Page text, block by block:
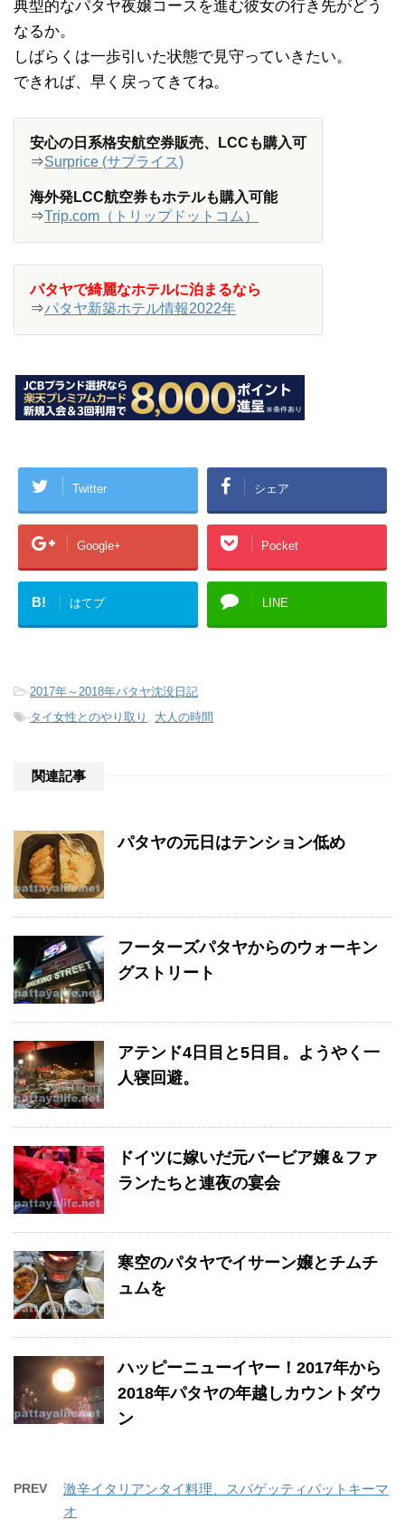
典型的なパタヤ夜嬢コースを進む彼女の行き先がどう
なるか。
しばらくは一歩引いた状態で見守っていきたい。
できれば、早く戻ってきてね。
安心の日系格安航空券販売、LCCも購入可
⇒Surprice (サプライス)
海外発LCC航空券もホテルも購入可能
⇒Trip.com（トリップドットコム）
パタヤで綺麗なホテルに泊まるなら
⇒パタヤ新築ホテル情報2022年
Twitter シェア
Google+ Pocket
B! はてブ LINE
-2017年～2018年パタヤ沈没日記
-タイ女性とのやり取り 大人の時間
関連記事
パタヤの元日はテンション低め
フーターズパタヤからのウォーキン
グストリート
アテンド4日目と5日目。ようやく一
人寝回避。
ドイツに嫁いだ元バービア嬢＆ファ
ランたちと連夜の宴会
寒空のパタヤでイサーン嬢とチムチ
ュムを
ハッピーニューイヤー！2017年から
2018年パタヤの年越しカウントダウ
ン
PREV
激辛イタリアンタイ料理、スパゲッティパットキーマ
オ